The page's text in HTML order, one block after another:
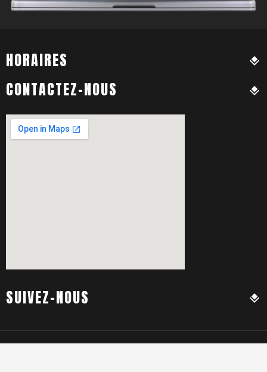
HORAIRES
CONTACTEZ-NOUS
SUIVEZ-NOUS